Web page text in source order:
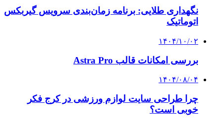
نگهداری طلایی: برنامه زمان‌بندی سرویس گیربکس
اتوماتیک
۱۴۰۴/۱۰/۰۲
بررسی امکانات قالب Astra Pro
۱۴۰۴/۰۸/۰۴
چرا طراحی سایت لوازم ورزشی در کرج فکر
خوبی است؟